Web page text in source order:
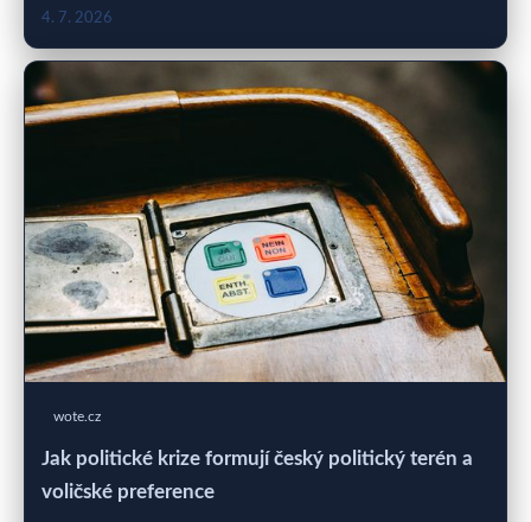
4. 7. 2026
wote.cz
Jak politické krize formují český politický terén a
voličské preference